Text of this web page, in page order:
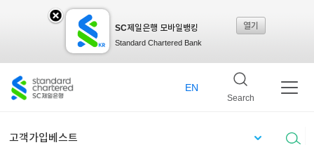
SC제일은행 모바일뱅킹
Standard Chartered Bank
열기
제일
은행
Search
EN